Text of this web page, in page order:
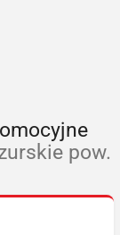
pow.